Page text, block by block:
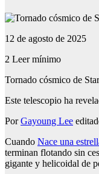
12 de agosto de 2025
2 Leer mínimo
Tornado cósmico de
Este telescopio ha
PorGayoung Lee
Cuando Nace una
terminan flotando sin
gigante y helicoidal de